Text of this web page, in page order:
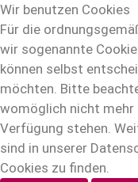
Wir benutzen Cookies
Für die
wir sogenannte
können selbst
möchten. Bitte
womöglich nicht mehr
Verfügung stehen.
sind in unserer
Cookies zu finden.